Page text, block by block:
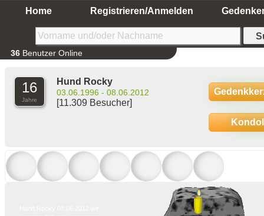
Home Registrieren/Anmelden
36 Benutzer Online
16
Jahre
Hund Rocky
03.06.1996 - 08.06.2012
[11.309 Besucher]